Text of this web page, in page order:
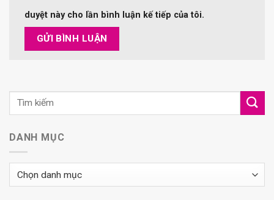
duyệt này cho lần bình luận kế tiếp của tôi.
DANH MỤC
Danh
mục